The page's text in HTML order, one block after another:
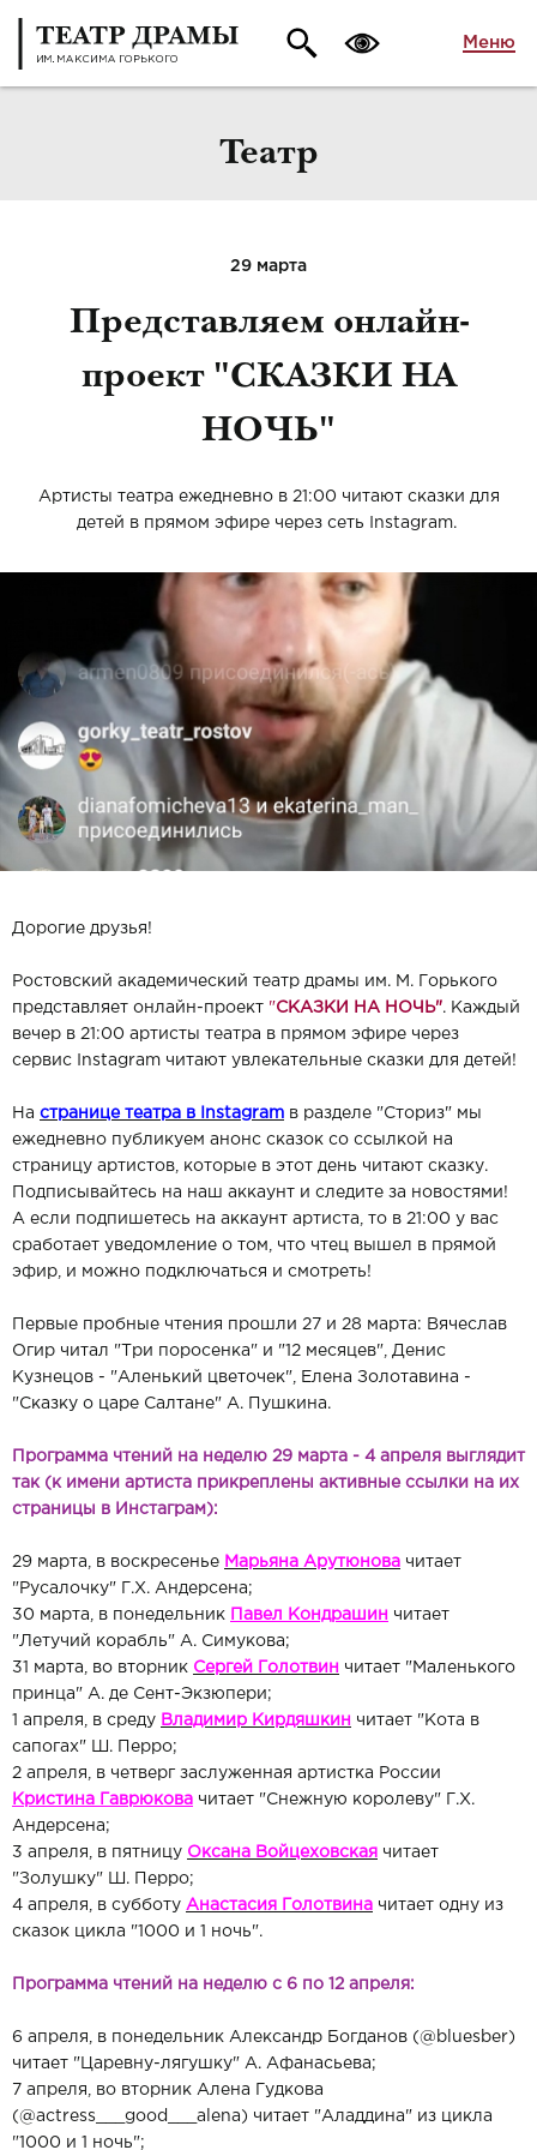
Меню
Театр
29 марта
Представляем онлайн-
проект "СКАЗКИ НА
НОЧЬ"
Артисты театра ежедневно в 21:00 читают сказки для
детей в прямом эфире через сеть Instagram.
Дорогие друзья!
Ростовский академический театр драмы им. М. Горького
представляет онлайн-проект "СКАЗКИ НА НОЧЬ". Каждый
вечер в 21:00 артисты театра в прямом эфире через
сервис Instagram читают увлекательные сказки для детей!
На странице театра в Instagram в разделе "Сториз" мы
ежедневно публикуем анонс сказок со ссылкой на
страницу артистов, которые в этот день читают сказку.
Подписывайтесь на наш аккаунт и следите за новостями!
А если подпишетесь на аккаунт артиста, то в 21:00 у вас
сработает уведомление о том, что чтец вышел в прямой
эфир, и можно подключаться и смотреть!
Первые пробные чтения прошли 27 и 28 марта: Вячеслав
Огир читал "Три поросенка" и "12 месяцев", Денис
Кузнецов - "Аленький цветочек", Елена Золотавина -
"Сказку о царе Салтане" А. Пушкина.
Программа чтений на неделю 29 марта - 4 апреля выглядит
так (к имени артиста прикреплены активные ссылки на их
страницы в Инстаграм):
29 марта, в воскресенье Марьяна Арутюнова читает
"Русалочку" Г.Х. Андерсена;
30 марта, в понедельник
Павел Кондрашин читает
"Летучий корабль" А. Симукова;
31 марта, во вторник Сергей Голотвин читает "Маленького
принца" А. де Сент-Экзюпери;
1 апреля, в среду Владимир Кирдяшкин читает "Кота в
сапогах" Ш. Перро;
2 апреля, в четверг заслуженная артистка России
Кристина Гаврюкова читает "Снежную королеву" Г.Х.
Андерсена;
3 апреля, в пятницу Оксана Войцеховская читает
"Золушку" Ш. Перро;
4 апреля, в субботу Анастасия Голотвина читает одну из
сказок цикла "1000 и 1 ночь".
Программа чтений на неделю с 6 по 12 апреля:
6 апреля, в понедельник Александр Богданов (@bluesber)
читает "Царевну-лягушку" А. Афанасьева;
7 апреля, во вторник Алена Гудкова
(@actress___good___alena) читает "Аладдина" из цикла
"1000 и 1 ночь";